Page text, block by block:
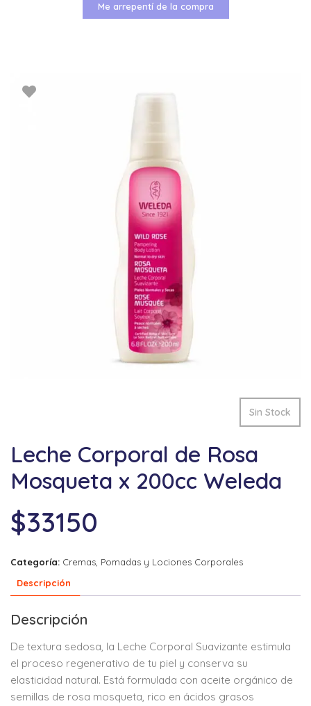
Sin Stock
Leche Corporal de Rosa
Mosqueta x 200cc Weleda
$33150
Categoría: Cremas, Pomadas y Lociones Corporales
Descripción
Descripción
De textura sedosa, la Leche Corporal Suavizante estimula
el proceso regenerativo de tu piel y conserva su
elasticidad natural. Está formulada con aceite orgánico de
semillas de rosa mosqueta, rico en ácidos grasos
Me arrepentí de la compra